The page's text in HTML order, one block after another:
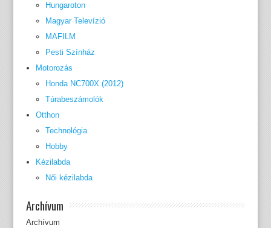
Hungaroton
Magyar Televízió
MAFILM
Pesti Színház
Motorozás
Honda NC700X (2012)
Túrabeszámolók
Otthon
Technológia
Hobby
Kézilabda
Női kézilabda
Archívum
Archívum